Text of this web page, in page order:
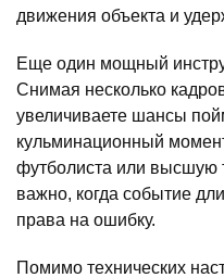
движения объекта и
Еще один мощный
Снимая несколько
увеличиваете шансы
кульминационный
футболиста или высшую
важно, когда событие
права на ошибку.
Помимо технических